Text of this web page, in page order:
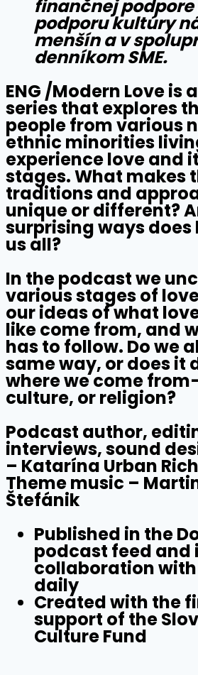
finančnej podpore
podporu kultúry
menšín a v
denníkom SME.
ENG /Modern Loveis
series that explores
people from various
ethnic minorities
experience love and
stages. What makes
traditions and
unique or different?
surprising ways
us all?
In the podcast we
various stages of
our ideas of what
like come from, and
has to follow. Do we
same way, or does it
where we come
culture, or religion?
Podcast author,
interviews, sound
– Katarína Urban
Theme music –
Štefánik
Published in the
podcast feed and
collaboration with
daily
Created with the
support of the
Culture Fund